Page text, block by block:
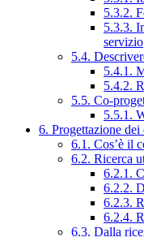
5.3.2.
5.3.3.
servizio
5.4.
5.4.1.
5.4.2.
5.5. Co-
5.5.1.
6. Progettazione dei
6.1. Cos’è il
6.2. Ricerca
6.2.1.
6.2.2.
6.2.3.
6.2.4.
6.3. Dalla